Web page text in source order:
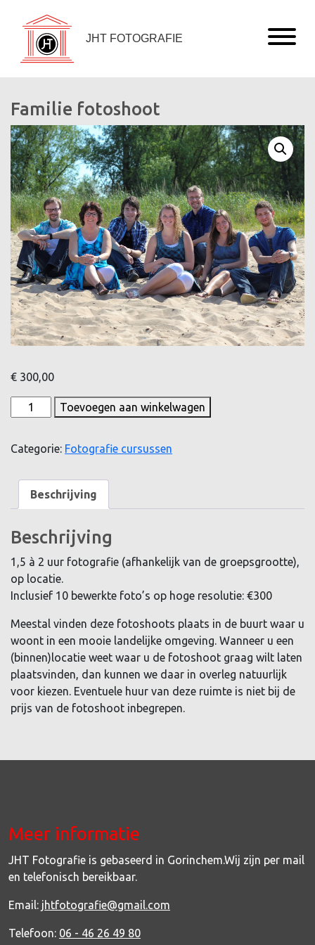
JHT FOTOGRAFIE
Familie fotoshoot
€ 300,00
Familie
fotoshoot
Toevoegen aan winkelwagen
Categorie: Fotografie cursussen
Beschrijving
Beschrijving
1,5 à 2 uur fotografie (afhankelijk van de groepsgrootte),
op locatie.
Inclusief 10 bewerkte foto’s op hoge resolutie: €300
Meestal vinden deze fotoshoots plaats in de buurt waar u
woont in een mooie landelijke omgeving. Wanneer u een
(binnen)locatie weet waar u de fotoshoot graag wilt laten
plaatsvinden, dan kunnen we daar in overleg natuurlijk
voor kiezen. Eventuele huur van deze ruimte is niet bij de
prijs van de fotoshoot inbegrepen.
Meer informatie
JHT Fotografie is gebaseerd in Gorinchem.Wij zijn per mail
en telefonisch bereikbaar.
Email: jhtfotografie@gmail.com
Telefoon: 06 - 46 26 49 80